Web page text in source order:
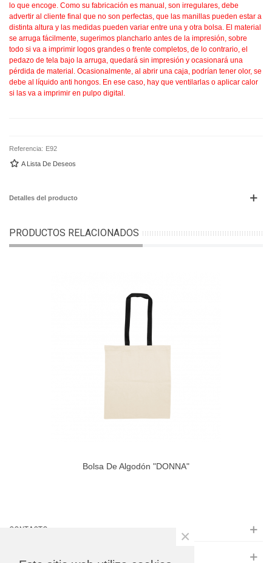
lo que encoge. Como su fabricación es manual, son irregulares, debe
advertir al cliente final que no son perfectas, que las manillas pueden estar a
distinta altura y las medidas pueden variar entre una y otra bolsa. El material
se arruga fácilmente, sugerimos plancharlo antes de la impresión, sobre
todo si va a imprimir logos grandes o frente completos, de lo contrario, el
pedazo de tela bajo la arruga, quedará sin impresión y ocasionará una
pérdida de material. Ocasionalmente, al abrir una caja, podrían tener olor, se
debe al líquido anti hongos. En ese caso, hay que ventilarlas o aplicar calor
si las va a imprimir en pulpo digital.
Referencia: E92
A Lista De Deseos
Detalles del producto
PRODUCTOS RELACIONADOS
Bolsa De Algodón "DONNA"
CONTACTO ×